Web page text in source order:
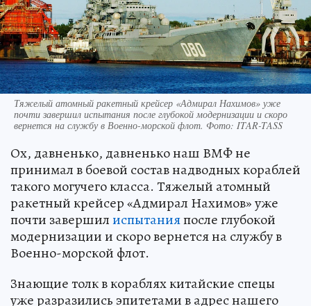
Тяжелый атомный ракетный крейсер «Адмирал Нахимов» уже
почти завершил испытания после глубокой модернизации и скоро
вернется на службу в Военно-морской флот. Фото: ITAR-TASS
Ох, давненько, давненько наш ВМФ не
принимал в боевой состав надводных кораблей
такого могучего класса. Тяжелый атомный
ракетный крейсер «Адмирал Нахимов» уже
почти завершилиспытанияпосле глубокой
модернизации и скоро вернется на службу в
Военно-морской флот.
Знающие толк в кораблях китайские спецы
уже разразились эпитетами в адрес нашего